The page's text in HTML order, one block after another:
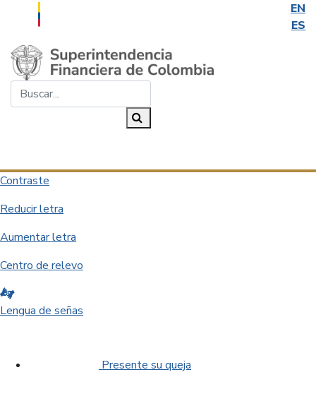
EN
ES
Saltar al contenido principal
Contraste
Reducir letra
Aumentar letra
Centro de relevo
Lengua de señas
Presente su queja